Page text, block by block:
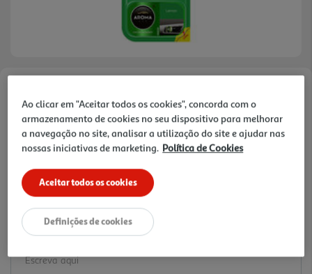
Ref. / EAN:5908241631166
3.49 €/un
3,49 €
Notas de preparação
Ao clicar em "Aceitar todos os cookies", concorda com o
armazenamento de cookies no seu dispositivo para melhorar
a navegação no site, analisar a utilização do site e ajudar nas
nossas iniciativas de marketing. Política de Cookies
Aceitar todos os cookies
Definições de cookies